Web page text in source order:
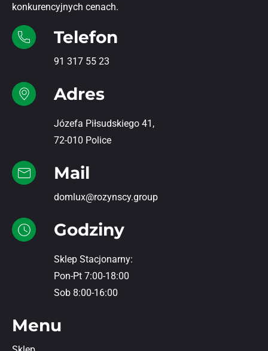
konkurencyjnych cenach.
Telefon
91 317 55 23
Adres
Józefa Piłsudskiego 41,
72-010 Police
Mail
domlux@rozynscy.group
Godziny
Sklep Stacjonarny:
Pon-Pt 7:00-18:00
Sob 8:00-16:00
Menu